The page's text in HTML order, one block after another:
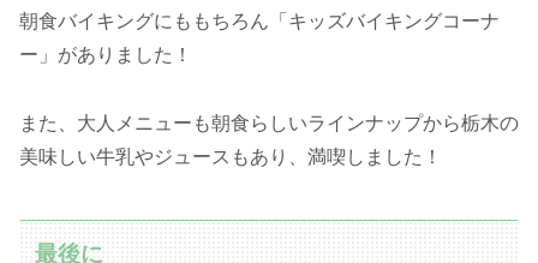
朝食バイキングにももちろん「キッズバイキングコーナ
ー」がありました！
また、大人メニューも朝食らしいラインナップから栃木の
美味しい牛乳やジュースもあり、満喫しました！
最後に